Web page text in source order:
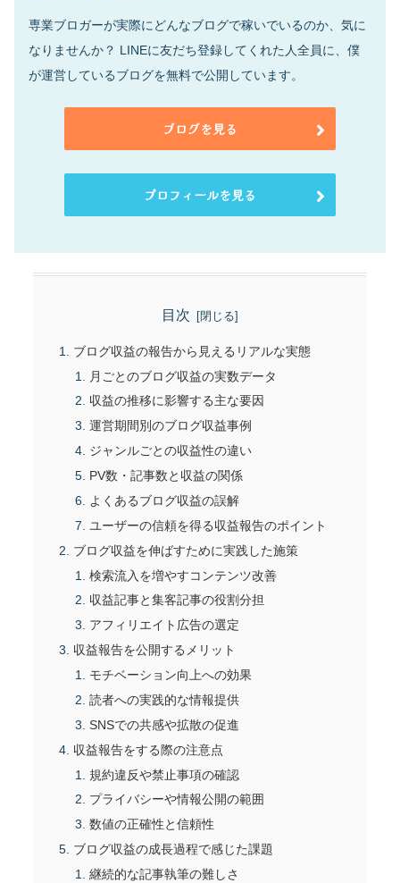
専業ブロガーが実際にどんなブログで稼いでいるのか、気に
なりませんか？ LINEに友だち登録してくれた人全員に、僕
が運営しているブログを無料で公開しています。
ブログを見る
プロフィールを見る
目次
ブログ収益の報告から見えるリアルな実態
月ごとのブログ収益の実数データ
収益の推移に影響する主な要因
運営期間別のブログ収益事例
ジャンルごとの収益性の違い
PV数・記事数と収益の関係
よくあるブログ収益の誤解
ユーザーの信頼を得る収益報告のポイント
ブログ収益を伸ばすために実践した施策
検索流入を増やすコンテンツ改善
収益記事と集客記事の役割分担
アフィリエイト広告の選定
収益報告を公開するメリット
モチベーション向上への効果
読者への実践的な情報提供
SNSでの共感や拡散の促進
収益報告をする際の注意点
規約違反や禁止事項の確認
プライバシーや情報公開の範囲
数値の正確性と信頼性
ブログ収益の成長過程で感じた課題
継続的な記事執筆の難しさ